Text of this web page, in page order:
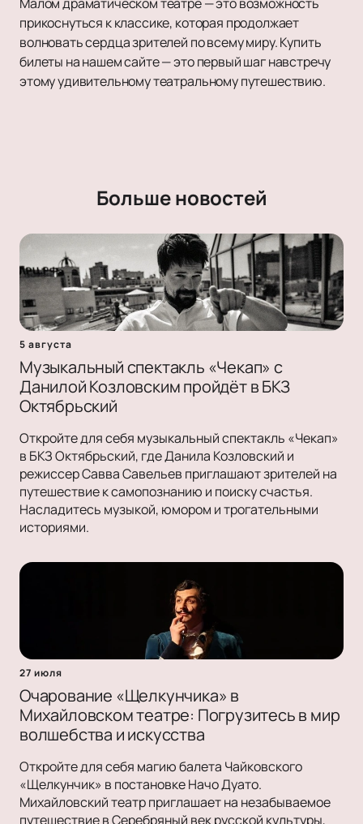
Малом драматическом театре — это возможность
прикоснуться к классике, которая продолжает
волновать сердца зрителей по всему миру. Купить
билеты на нашем сайте — это первый шаг навстречу
этому удивительному театральному путешествию.
Больше новостей
5 августа
Музыкальный спектакль «Чекап» с
Данилой Козловским пройдёт в БКЗ
Октябрьский
Откройте для себя музыкальный спектакль «Чекап»
в БКЗ Октябрьский, где Данила Козловский и
режиссер Савва Савельев приглашают зрителей на
путешествие к самопознанию и поиску счастья.
Насладитесь музыкой, юмором и трогательными
историями.
27 июля
Очарование «Щелкунчика» в
Михайловском театре: Погрузитесь в мир
волшебства и искусства
Откройте для себя магию балета Чайковского
«Щелкунчик» в постановке Начо Дуато.
Михайловский театр приглашает на незабываемое
путешествие в Серебряный век русской культуры,